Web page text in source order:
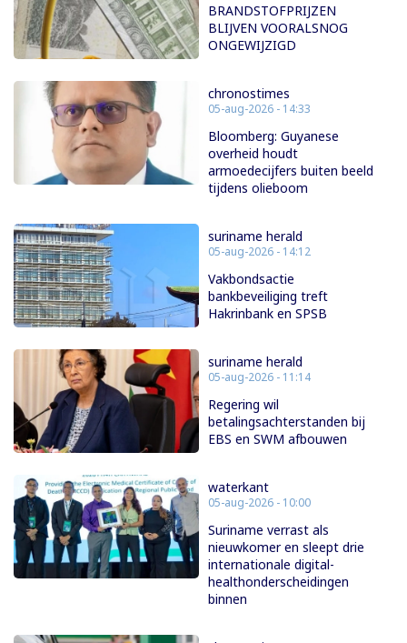
BRANDSTOFPRIJZEN
BLIJVEN VOORALSNOG
ONGEWIJZIGD
chronostimes
05-aug-2026 - 14:33
Bloomberg: Guyanese
overheid houdt
armoedecijfers buiten beeld
tijdens olieboom
suriname herald
05-aug-2026 - 14:12
Vakbondsactie
bankbeveiliging treft
Hakrinbank en SPSB
suriname herald
05-aug-2026 - 11:14
Regering wil
betalingsachterstanden bij
EBS en SWM afbouwen
waterkant
05-aug-2026 - 10:00
Suriname verrast als
nieuwkomer en sleept drie
internationale digital-
healthonderscheidingen
binnen